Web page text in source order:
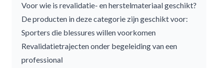
Voor wie is revalidatie- en herstelmateriaal geschikt?
De producten in deze categorie zijn geschikt voor:
Sporters die blessures willen voorkomen
Revalidatietrajecten onder begeleiding van een
professional